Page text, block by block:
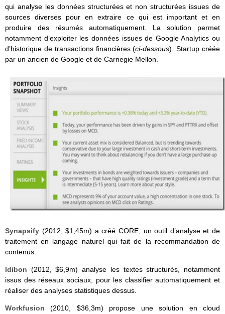
qui analyse les données structurées et non structurées issues de
sources diverses pour en extraire ce qui est important et en
produire des résumés automatiquement. La solution permet
notamment d’exploiter les données issues de Google Analytics ou
d’historique de transactions financières (ci-dessous). Startup créée
par un ancien de Google et de Carnegie Mellon.
Synapsify (2012, $1,45m) a créé CORE, un outil d’analyse et de
traitement en langage naturel qui fait de la recommandation de
contenus.
Idibon (2012, $6,9m) analyse les textes structurés, notamment
issus des réseaux sociaux, pour les classifier automatiquement et
réaliser des analyses statistiques dessus.
Workfusion(2010, $36,3m) propose une solution en cloud